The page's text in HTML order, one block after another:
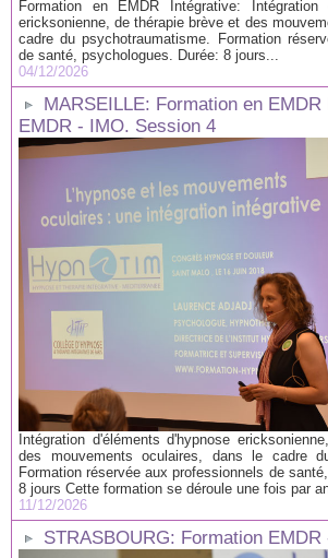
Formation en EMDR Intégrative: Intégration
ericksonienne, de thérapie brève et des
cadre du psychotraumatisme. Formation
de santé, psychologues. Durée: 8 jours...
04/12/2026
MARSEILLE: Formation en EMDR
EMDR - IMO. Session 4
Intégration d'éléments d'hypnose
des mouvements oculaires, dans le cadre
Formation réservée aux professionnels de
8 jours Cette formation se déroule une fois par
11/12/2026
STRASBOURG: Formation